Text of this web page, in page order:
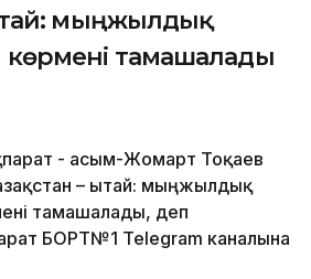
мыңжылдық
көрмені тамашалады
- Қасым-Жомарт Тоқаев
– Қытай: мыңжылдық
тамашалады, деп
БОРТ№1 Telegram каналына